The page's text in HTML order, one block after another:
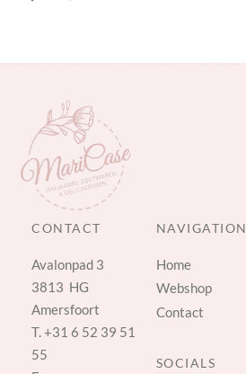
CONTACT
Avalonpad 3
3813 HG
Amersfoort
T.+31 6 52 39 51
55
NAVIGATION
Home
Webshop
Contact
SOCIALS